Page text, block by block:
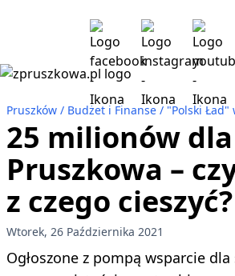
Pruszków Budżet i Finanse "Polski Ład"
25 milionów dla
Pruszkowa –
z czego cieszyć?
Wtorek, 26 Października 2021
Ogłoszone z pompą wsparcie